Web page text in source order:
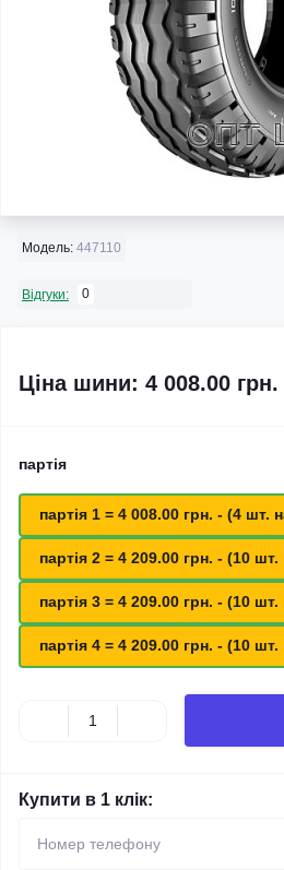
Модель: 447110
Відгуки: 0
Ціна шини: 4 008.00 грн.
партія
партія 1 = 4 008.00 грн. - (4 шт.
партія 2 = 4 209.00 грн. - (10 шт.
партія 3 = 4 209.00 грн. - (10 шт.
партія 4 = 4 209.00 грн. - (10 шт.
Купити в 1 клік: